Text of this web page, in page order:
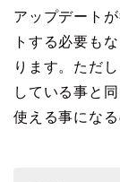
アップデート
トする必要も
ります。ただ
している事と
使える事になる